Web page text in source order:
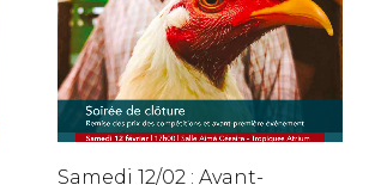
Samedi 12/02 : Avant-